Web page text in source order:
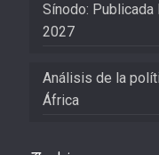
Sínodo: Publicada
2027
Análisis de la
África